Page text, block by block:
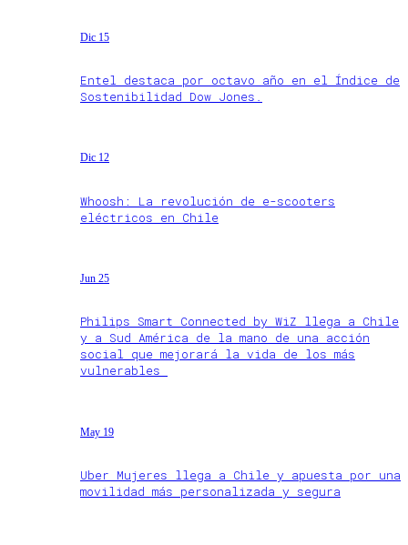
Dic 15
Entel destaca por octavo año en el Índice de
Sostenibilidad Dow Jones.
Dic 12
Whoosh: La revolución de e-scooters
eléctricos en Chile
Jun 25
Philips Smart Connected by WiZ llega a Chile
y a Sud América de la mano de una acción
social que mejorará la vida de los más
vulnerables
May 19
Uber Mujeres llega a Chile y apuesta por una
movilidad más personalizada y segura